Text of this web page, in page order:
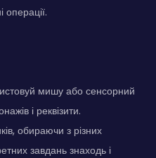
операції.
мишу або сенсорний
і реквізити.
обираючи з різних
завдань знаходь і